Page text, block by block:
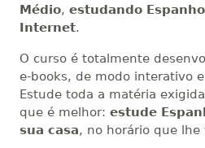
Médio,estudando
Internet.
O curso é totalmente
e-books, de modo interativo
Estude toda a matéria
que é melhor:estude
sua casa, no horário que